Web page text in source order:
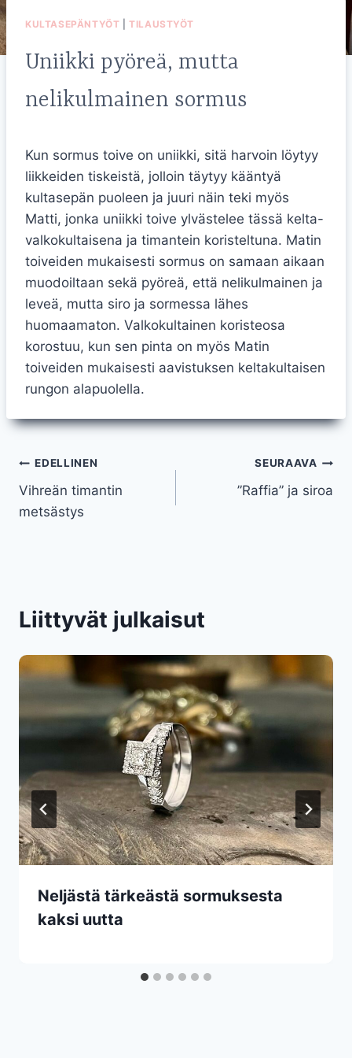
KULTASEPÄNTYÖT |TILAUSTYÖT
Uniikki pyöreä, mutta
nelikulmainen sormus
Kun sormus toive on uniikki, sitä harvoin löytyy
liikkeiden tiskeistä, jolloin täytyy kääntyä
kultasepän puoleen ja juuri näin teki myös
Matti, jonka uniikki toive ylvästelee tässä kelta-
valkokultaisena ja timantein koristeltuna. Matin
toiveiden mukaisesti sormus on samaan aikaan
muodoiltaan sekä pyöreä, että nelikulmainen ja
leveä, mutta siro ja sormessa lähes
huomaamaton. Valkokultainen koristeosa
korostuu, kun sen pinta on myös Matin
toiveiden mukaisesti aavistuksen keltakultaisen
rungon alapuolella.
Artikkelien
selaus
EDELLINEN
Vihreän timantin
metsästys
SEURAAVA
”Raffia” ja siroa
Liittyvät julkaisut
Neljästä tärkeästä sormuksesta
kaksi uutta